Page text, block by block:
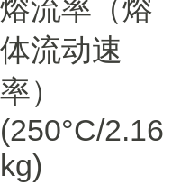
熔流率（熔
体流动速
率）
(250°C/2.16
kg)